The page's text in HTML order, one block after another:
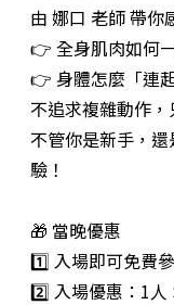
由 娜口 老師 帶你
👉 全身肌肉如何
👉 身體怎麼「連
不追求複雜動作
不管你是新手，
驗！
🎁 當晚優惠
1️⃣ 入場即可免費
2️⃣ 入場優惠：1